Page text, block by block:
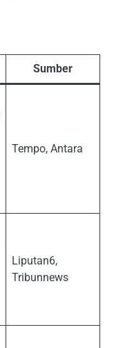
Sumber
Tempo, Antara
Liputan6,
Tribunnews